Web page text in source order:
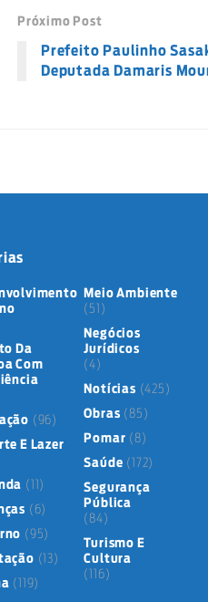
Próximo Post
Prefeito Paulinho
Deputada Damaris
Da
Com
(96)
E Lazer
(11)
(6)
(95)
(13)
(119)
Meio Ambiente
(51)
Negócios
Jurídicos
(4)
Notícias (425)
Obras (85)
Pomar (8)
Saúde (172)
Segurança
Pública
(84)
Turismo E
Cultura
(116)